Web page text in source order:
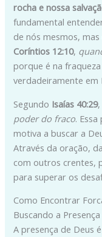
rocha e nossa
fundamental
de nós mesmos,
Coríntios 12:10,
porque é na
verdadeiramente em
Segundo Isaías 40:29,
poder do fraco.
motiva a buscar a
Através da oração,
com outros crentes,
para superar os
Como Encontrar
Buscando a
A presença de Deus